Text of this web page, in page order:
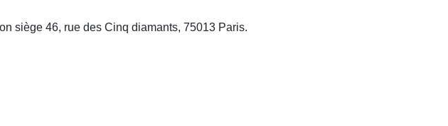
siège 46, rue des Cinq diamants, 75013 Paris.